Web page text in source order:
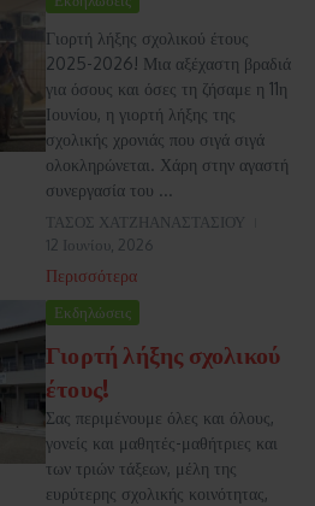
Γιορτή λήξης σχολικού έτους
2025-2026! Μια αξέχαστη βραδιά
για όσους και όσες τη ζήσαμε η 11η
Ιουνίου, η γιορτή λήξης της
σχολικής χρονιάς που σιγά σιγά
ολοκληρώνεται. Χάρη στην αγαστή
συνεργασία του ...
ΤΑΣΟΣ ΧΑΤΖΗΑΝΑΣΤΑΣΙΟΥ
12 Ιουνίου, 2026
Περισσότερα
Εκδηλώσεις
Γιορτή λήξης σχολικού
έτους!
Σας περιμένουμε όλες και όλους,
γονείς και μαθητές-μαθήτριες και
των τριών τάξεων, μέλη της
ευρύτερης σχολικής κοινότητας,